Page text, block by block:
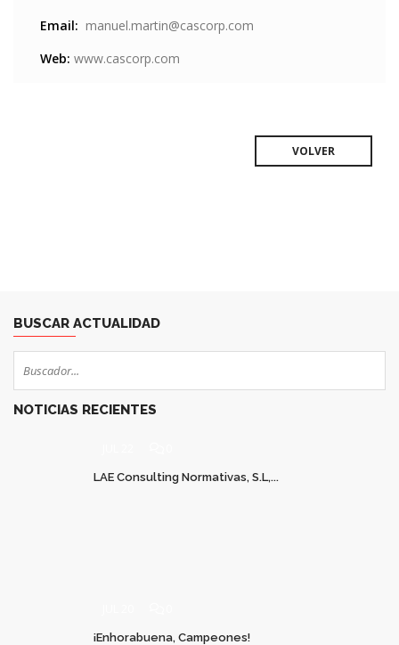
Email: manuel.martin@cascorp.com
Web: www.cascorp.com
VOLVER
BUSCAR ACTUALIDAD
NOTICIAS RECIENTES
LAE Consulting Normativas, S.L,...
¡Enhorabuena, Campeones!